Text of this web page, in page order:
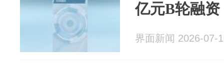
亿元B轮融资
界面新闻 2026-07-